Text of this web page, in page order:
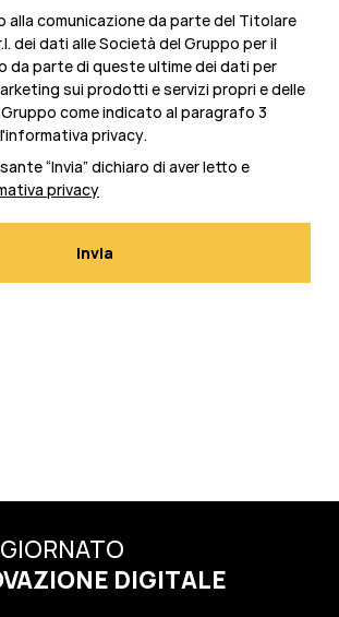
alla comunicazione da parte del Titolare
dei dati alle Società del Gruppo per il
da parte di queste ultime dei dati per
sui prodotti e servizi propri e delle
come indicato al paragrafo 3
informativa privacy.
“Invia” dichiaro di aver letto e
privacy
DIGITALE